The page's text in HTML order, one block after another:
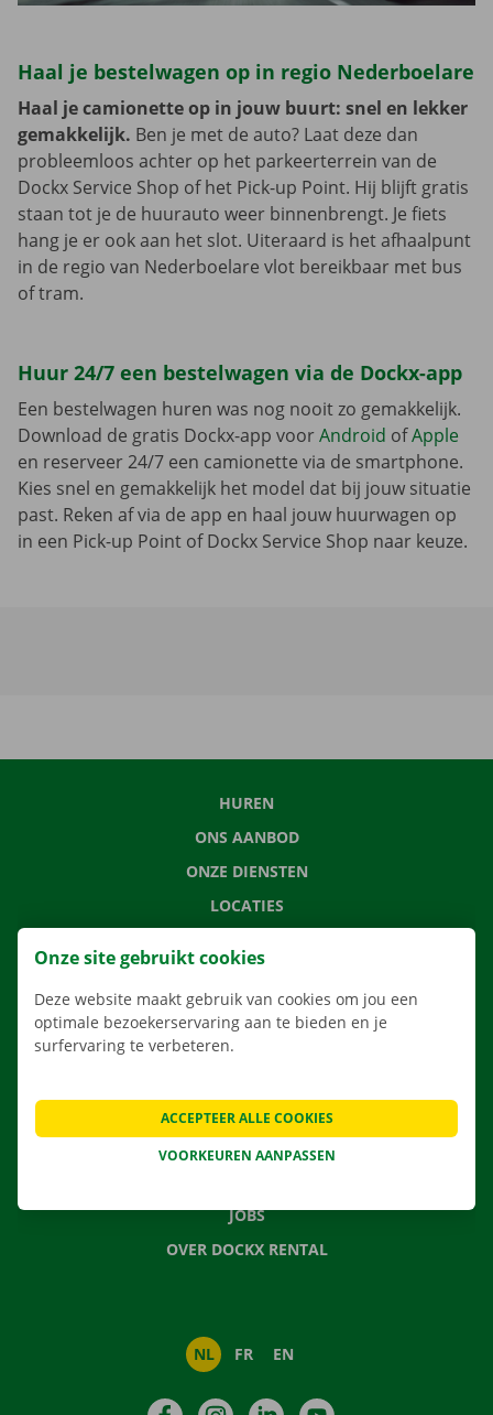
Haal je bestelwagen op in regio Nederboelare
Haal je camionette op in jouw buurt: snel en lekker
gemakkelijk. Ben je met de auto? Laat deze dan
probleemloos achter op het parkeerterrein van de
Dockx Service Shop of het Pick-up Point. Hij blijft gratis
staan tot je de huurauto weer binnenbrengt. Je fiets
hang je er ook aan het slot. Uiteraard is het afhaalpunt
in de regio van Nederboelare vlot bereikbaar met bus
of tram.
Huur 24/7 een bestelwagen via de Dockx-app
Een bestelwagen huren was nog nooit zo gemakkelijk.
Download de gratis Dockx-app voorAndroid ofApple
en reserveer 24/7 een camionette via de smartphone.
Kies snel en gemakkelijk het model dat bij jouw situatie
past. Reken af via de app en haal jouw huurwagen op
in een Pick-up Point of Dockx Service Shop naar keuze.
HUREN
ONS AANBOD
ONZE DIENSTEN
LOCATIES
VEELGESTELDE VRAGEN
NIEUWS
JOBS
OVER DOCKX RENTAL
NL FR EN
FacebookInstagramLinkedIn
Onze site gebruikt cookies
Deze website maakt gebruik van cookies om jou een
optimale bezoekerservaring aan te bieden en je
surfervaring te verbeteren.
VOORKEUREN AANPASSEN
ACCEPTEER ALLE COOKIES